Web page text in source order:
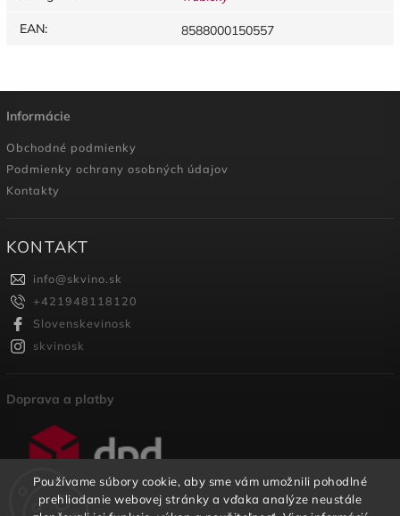
Používame súbory cookie, aby sme vám umožnili pohodlné
prehliadanie webovej stránky a vďaka analýze neustále
EAN: 8588000150557
Informácie
Obchodné podmienky
Podmienky ochrany osobných údajov
Kontakty
KONTAKT
info@skvino.sk
+421948118120
Slovenskevinosk
skvinosk
Doprava a platby